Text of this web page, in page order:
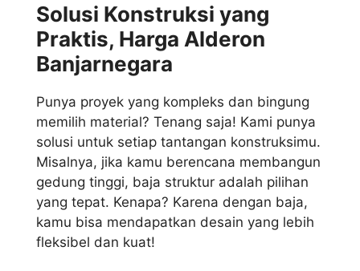
Solusi Konstruksi yang
Praktis, Harga Alderon
Banjarnegara
Punya proyek yang kompleks dan bingung
memilih material? Tenang saja! Kami punya
solusi untuk setiap tantangan konstruksimu.
Misalnya, jika kamu berencana membangun
gedung tinggi, baja struktur adalah pilihan
yang tepat. Kenapa? Karena dengan baja,
kamu bisa mendapatkan desain yang lebih
fleksibel dan kuat!